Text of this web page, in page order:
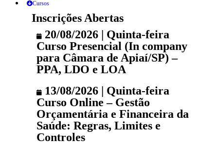
Cursos
Inscrições Abertas
20/08/2026 | Quinta-feira
Curso Presencial (In company
para Câmara de Apiaí/SP) –
PPA, LDO e LOA
13/08/2026 | Quinta-feira
Curso Online – Gestão
Orçamentária e Financeira da
Saúde: Regras, Limites e
Controles